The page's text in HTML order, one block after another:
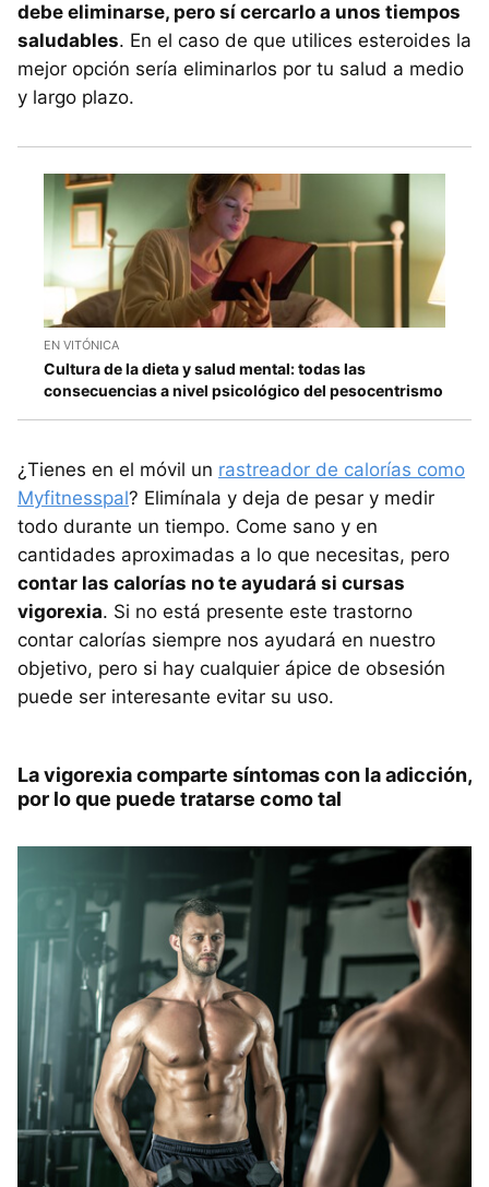
debe eliminarse, pero sí cercarlo a unos tiempos
saludables. En el caso de que utilices esteroides la
mejor opción sería eliminarlos por tu salud a medio
y largo plazo.
EN VITÓNICA
Cultura de la dieta y salud mental: todas las
consecuencias a nivel psicológico del pesocentrismo
¿Tienes en el móvil un rastreador de calorías como
Myfitnesspal? Elimínala y deja de pesar y medir
todo durante un tiempo. Come sano y en
cantidades aproximadas a lo que necesitas, pero
contar las calorías no te ayudará si cursas
vigorexia. Si no está presente este trastorno
contar calorías siempre nos ayudará en nuestro
objetivo, pero si hay cualquier ápice de obsesión
puede ser interesante evitar su uso.
La vigorexia comparte síntomas con la adicción,
por lo que puede tratarse como tal